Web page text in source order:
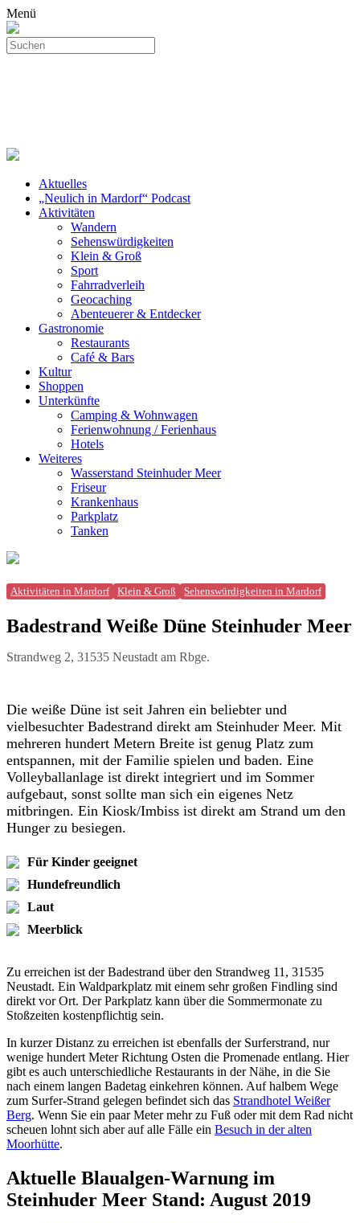
Menü
Aktuelles
„Neulich in Mardorf“ Podcast
Aktivitäten
Wandern
Sehenswürdigkeiten
Klein & Groß
Sport
Fahrradverleih
Geocaching
Abenteuerer & Entdecker
Gastronomie
Restaurants
Café & Bars
Kultur
Shoppen
Unterkünfte
Camping & Wohnwagen
Ferienwohnung / Ferienhaus
Hotels
Weiteres
Wasserstand Steinhuder Meer
Friseur
Krankenhaus
Parkplatz
Tanken
Aktivitäten in Mardorf Klein & Groß Sehenswürdigkeiten in Mardorf
Badestrand Weiße Düne Steinhuder Meer
Strandweg 2, 31535 Neustadt am Rbge.
Die weiße Düne ist seit Jahren ein beliebter und
vielbesuchter Badestrand direkt am Steinhuder Meer. Mit
mehreren hundert Metern Breite ist genug Platz zum
entspannen, mit der Familie spielen und baden. Eine
Volleyballanlage ist direkt integriert und im Sommer
aufgebaut, sonst sollte man sich ein eigenes Netz
mitbringen. Ein Kiosk/Imbiss ist direkt am Strand um den
Hunger zu besiegen.
Für Kinder geeignet
Hundefreundlich
Laut
Meerblick
Zu erreichen ist der Badestrand über den Strandweg 11, 31535
Neustadt. Ein Waldparkplatz mit einem sehr großen Findling sind
direkt vor Ort. Der Parkplatz kann über die Sommermonate zu
Stoßzeiten kostenpflichtig sein.
In kurzer Distanz zu erreichen ist ebenfalls der Surferstrand, nur
wenige hundert Meter Richtung Osten die Promenade entlang. Hier
gibt es auch unterschiedliche Restaurants in der Nähe, in die Sie
nach einem langen Badetag einkehren können. Auf halbem Wege
zum Surfer-Strand gelegen befindet sich das Strandhotel Weißer
Berg. Wenn Sie ein paar Meter mehr zu Fuß oder mit dem Rad nicht
scheuen lohnt sich aber auf alle Fälle ein Besuch in der alten
Moorhütte.
Aktuelle Blaualgen-Warnung im
Steinhuder Meer Stand: August 2019